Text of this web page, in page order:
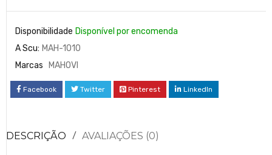
Disponibilidade Disponível por encomenda
A Scu: MAH-1010
Marcas
MAHOVI
Facebook Twitter Pinterest LinkedIn
DESCRIÇÃO AVALIAÇÕES (0)